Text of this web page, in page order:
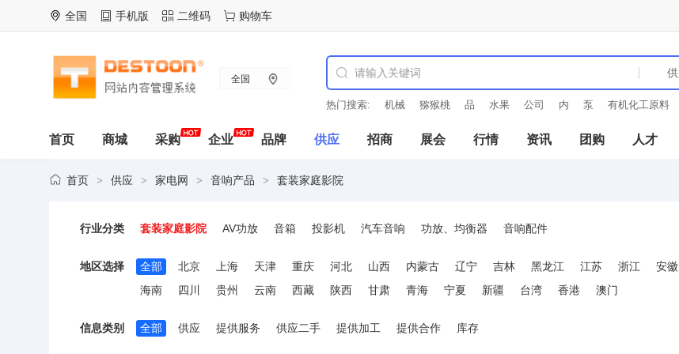
全国 手机版 二维码 购物车
全国
热门搜索: 机械 猕猴桃 品 水果 公司 内 泵 有机化工原料
首页 商城 采购 企业 品牌 供应 招商 展会 行情 资讯 团购 人才
首页 > 供应 > 家电网 > 音响产品 > 套装家庭影院
行业分类 套装家庭影院 AV功放 音箱 投影机 汽车音响 功放、均衡器 音响配件
地区选择 全部 北京 上海 天津 重庆 河北 山西 内蒙古 辽宁 吉林 黑龙江 江苏 浙江 安徽
海南
四川 贵州 云南 西藏 陕西 甘肃 青海 宁夏 新疆 台湾 香港 澳门
信息类别 全部 供应 提供服务 供应二手 提供加工 提供合作 库存